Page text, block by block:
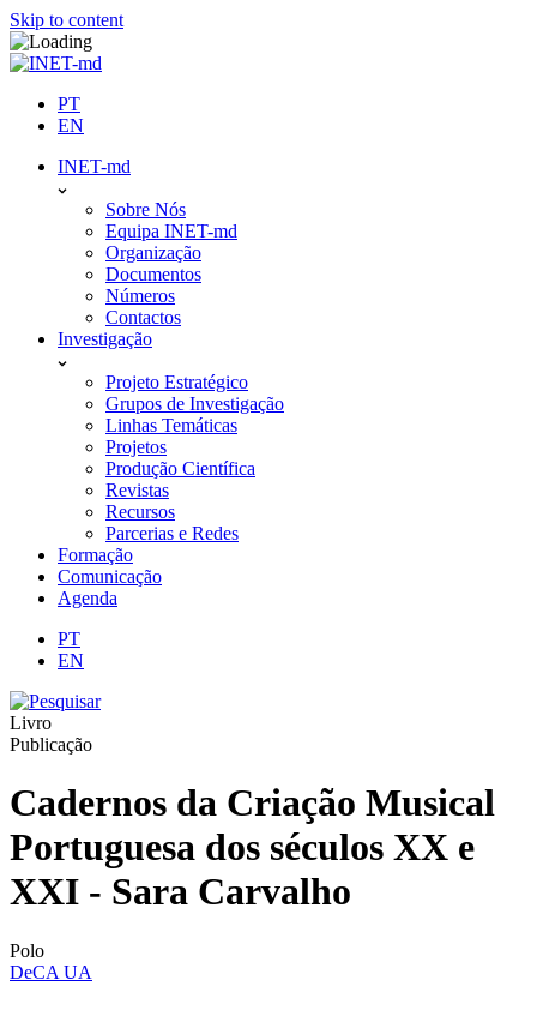
Skip to content
PT
EN
INET-md
Sobre Nós
Equipa INET-md
Organização
Documentos
Números
Contactos
Investigação
Projeto Estratégico
Grupos de Investigação
Linhas Temáticas
Projetos
Produção Científica
Revistas
Recursos
Parcerias e Redes
Formação
Comunicação
Agenda
PT
EN
Livro
Publicação
Cadernos da Criação Musical
Portuguesa dos séculos XX e
XXI - Sara Carvalho
Polo
DeCA UA